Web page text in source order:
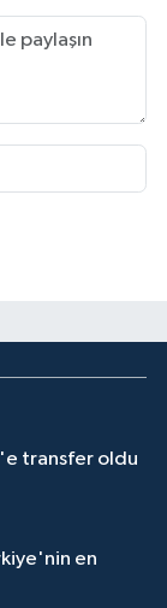
transfer oldu
en